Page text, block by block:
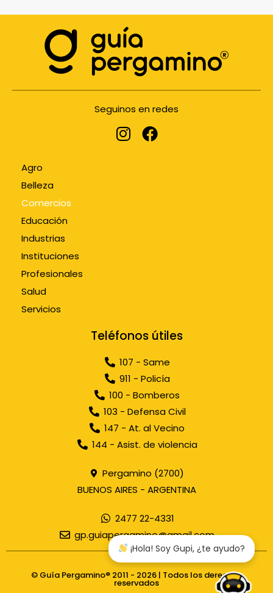
Seguinos en redes
Agro
Belleza
Comercios
Educación
Industrias
Instituciones
Profesionales
Salud
Servicios
Teléfonos útiles
107 - Same
911 - Policía
100 - Bomberos
103 - Defensa Civil
147 - At. al Vecino
144 - Asist. de violencia
Pergamino (2700)
BUENOS AIRES - ARGENTINA
2477 22-4331
gp.guiapergamino@gmail.com
© Guía Pergamino® 2011 - 2026 | Todos los derechos
reservados
¡Hola! Soy Gupi, ¿te ayudo?